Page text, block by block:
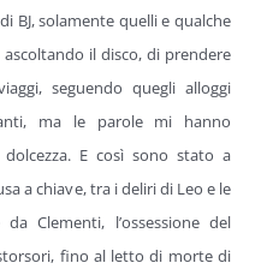
BJ, solamente quelli e qualche
il disco, di prendere
seguendo quegli alloggi
ma le parole mi hanno
E così sono stato a
a chiave, tra i deliri di Leo e le
Clementi, l’ossessione del
fino al letto di morte di